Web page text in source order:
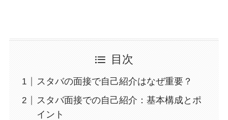
目次
スタバの面接で自己紹介はなぜ重要？
スタバ面接での自己紹介：基本構成とポ
イント